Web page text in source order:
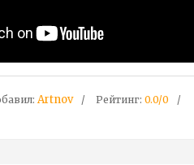
: Artnov Рейтинг: 0.0/0